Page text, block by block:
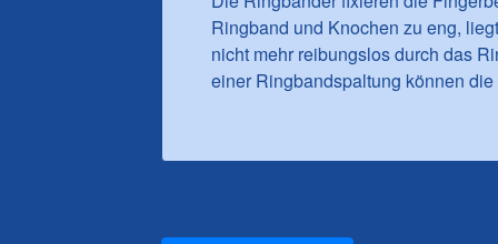
Ringband und Knochen zu eng,
nicht mehr reibungslos durch das
einer Ringbandspaltung können